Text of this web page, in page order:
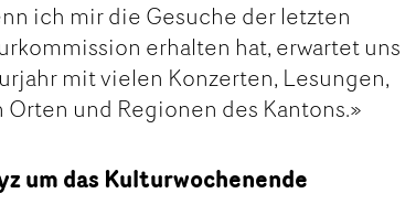
ich mir die Gesuche der letzten
erhalten hat, erwartet uns
mit vielen Konzerten, Lesungen,
und Regionen des Kantons.»
um das Kulturwochenende